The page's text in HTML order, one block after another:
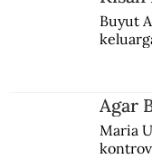
Buyut
Agar
Maria